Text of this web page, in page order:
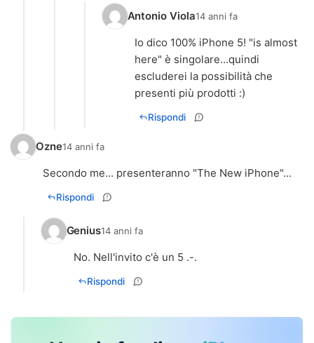
Antonio Viola14 anni fa
Io dico 100% iPhone 5! "is almost
here" è singolare...quindi
escluderei la possibilità che
presenti più prodotti :)
Rispondi
Ozne14 anni fa
Rispondi
Genius14 anni fa
No. Nell'invito c'è un 5 .-.
Rispondi